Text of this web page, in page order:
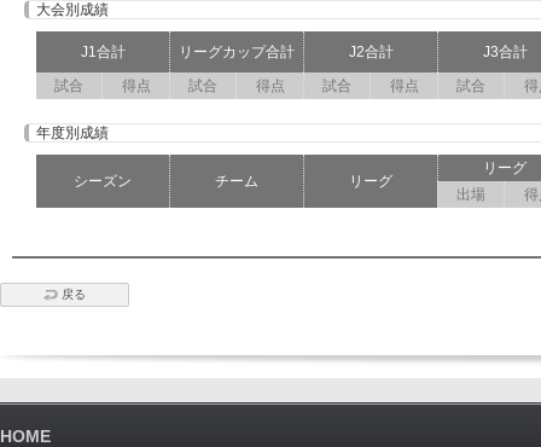
大会別成績
J1合計 リーグカップ合計 J2合計
J3合計
試合
得点 試合 得点 試合 得点 試合 得
年度別成績
シーズン チーム リーグ
リーグ
出場
得
戻る
HOME